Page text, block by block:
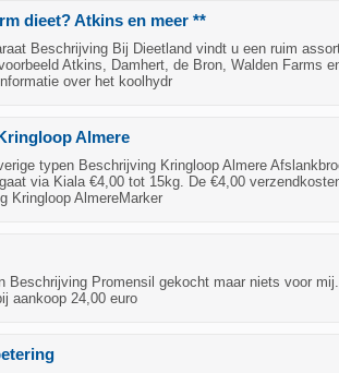
dieet? Atkins en meer **
Beschrijving Bij Dieetland vindt u een ruim
Atkins, Damhert, de Bron, Walden Farms
over het koolhydr
Almere
typen Beschrijving Kringloop Almere
via Kiala €4,00 tot 15kg. De €4,00
Kringloop AlmereMarker
Beschrijving Promensil gekocht maar niets voor
aankoop 24,00 euro